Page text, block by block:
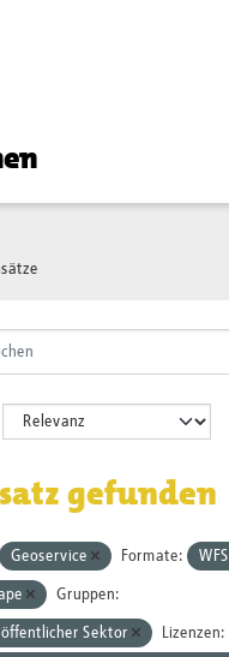
gefunden
Geoservice Formate: WFS
Gruppen:
öffentlicher Sektor
Lizenzen: